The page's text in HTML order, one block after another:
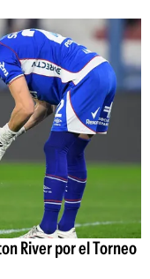
River por el Torneo